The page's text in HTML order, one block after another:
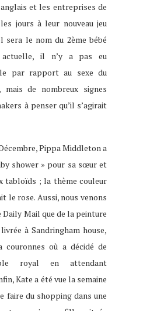
et les entreprises de
jours à leur nouveau jeu
sera le nom du 2ème bébé
actuelle, il n’y a pas eu
par rapport au sexe du
mais de nombreux signes
à penser qu’il s’agirait
Pippa Middleton a
shower » pour sa sœur et
tabloïds ; la thème couleur
le rose. Aussi, nous venons
Mail que de la peinture
à Sandringham house,
couronnes où a décidé de
royal en attendant
Kate a été vue la semaine
faire du shopping dans une